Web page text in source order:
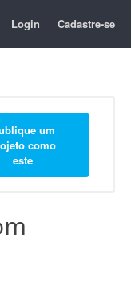
Login Cadastre-se
um
como
este